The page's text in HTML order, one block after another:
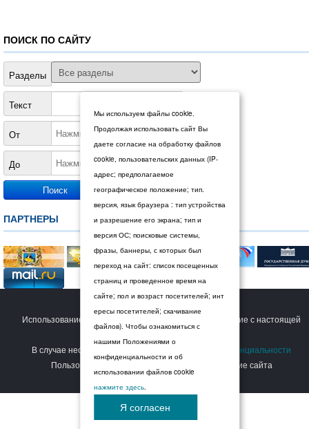
ПОИСК ПО САЙТУ
Разделы
Текст
От
До
ПАРТНЕРЫ
© 2026 Дума Ставропольского края.
Использование сайта Пользователем означает согласие с настоящей
Политикой конфиденциальности
В случае несогласия с условиями
Политики конфиденциальности
Пользователь должен прекратить использование сайта
Мы используем файлы cookie.
Продолжая использовать сайт Вы
даете согласие на обработку файлов
cookie, пользовательских данных (IP-
адрес; предполагаемое
географическое положение; тип.
версия, язык браузера : тип устройства
и разрешение его экрана; тип и
версия ОС; поисковые системы,
фразы, баннеры, с которых был
переход на сайт: список посещенных
страниц и проведенное время на
сайте; пол и возраст посетителей; инт
ересы посетителей; скачивание
файлов). Чтобы ознакомиться с
нашими Положениями о
конфиденциальности и об
использовании файлов cookie
нажмите здесь.
Я согласен